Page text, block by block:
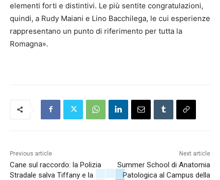
elementi forti e distintivi. Le più sentite congratulazioni,
quindi, a Rudy Maiani e Lino Bacchilega, le cui esperienze
rappresentano un punto di riferimento per tutta la
Romagna».
Previous article
Cane sul raccordo: la Polizia
Stradale salva Tiffany e la
Next article
Summer School di Anatomia
Patologica al Campus della